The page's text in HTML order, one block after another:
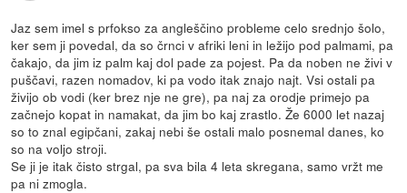
Jaz sem imel s prfokso za angleščino probleme celo srednjo šolo,
ker sem ji povedal, da so črnci v afriki leni in ležijo pod palmami, pa
čakajo, da jim iz palm kaj dol pade za pojest. Pa da noben ne živi v
puščavi, razen nomadov, ki pa vodo itak znajo najt. Vsi ostali pa
živijo ob vodi (ker brez nje ne gre), pa naj za orodje primejo pa
začnejo kopat in namakat, da jim bo kaj zrastlo. Že 6000 let nazaj
so to znal egipčani, zakaj nebi še ostali malo posnemal danes, ko
so na voljo stroji.
Se ji je itak čisto strgal, pa sva bila 4 leta skregana, samo vržt me
pa ni zmogla.